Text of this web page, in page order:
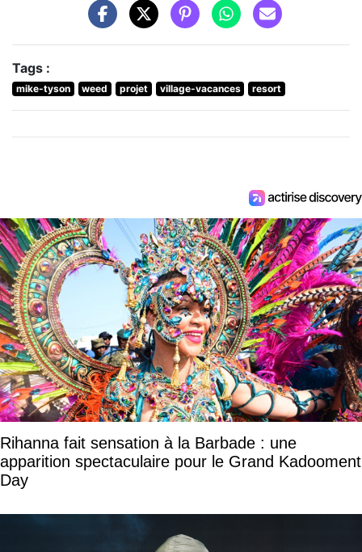
Tags :
mike-tyson weed projet village-vacances resort
Rihanna fait sensation à la Barbade : une
apparition spectaculaire pour le Grand Kadooment
Day